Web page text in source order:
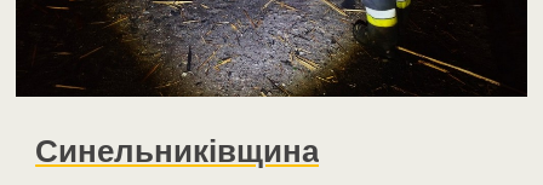
Синельниківщина